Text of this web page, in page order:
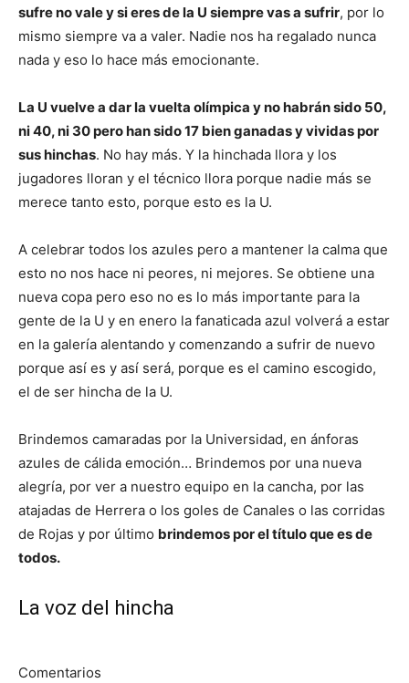
sufre no vale y si eres de la U siempre vas a sufrir, por lo
mismo siempre va a valer. Nadie nos ha regalado nunca
nada y eso lo hace más emocionante.
La U vuelve a dar la vuelta olímpica y no habrán sido 50,
ni 40, ni 30 pero han sido 17 bien ganadas y vividas por
sus hinchas. No hay más. Y la hinchada llora y los
jugadores lloran y el técnico llora porque nadie más se
merece tanto esto, porque esto es la U.
A celebrar todos los azules pero a mantener la calma que
esto no nos hace ni peores, ni mejores. Se obtiene una
nueva copa pero eso no es lo más importante para la
gente de la U y en enero la fanaticada azul volverá a estar
en la galería alentando y comenzando a sufrir de nuevo
porque así es y así será, porque es el camino escogido,
el de ser hincha de la U.
Brindemos camaradas por la Universidad, en ánforas
azules de cálida emoción… Brindemos por una nueva
alegría, por ver a nuestro equipo en la cancha, por las
atajadas de Herrera o los goles de Canales o las corridas
de Rojas y por último brindemos por el título que es de
todos.
La voz del hincha
Comentarios